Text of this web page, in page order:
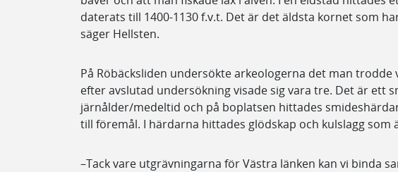
daterats till 1400-1130 f.v.t. Det är det äldsta kornet som
säger Hellsten.
På Röbäcksliden undersökte arkeologerna det man trodde
efter avslutad undersökning visade sig vara tre. Det är ett
järnålder/medeltid och på boplatsen hittades
till föremål. I härdarna hittades glödskap och kulslagg som
–Tack vare utgrävningarna för Västra länken kan vi binda